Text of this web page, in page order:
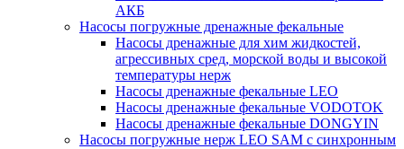
АКБ
Насосы погружные дренажные фекальные
Насосы дренажные для хим жидкостей,
агрессивных сред, морской воды и высокой
температуры нерж
Насосы дренажные фекальные LEO
Насосы дренажные фекальные VODOTOK
Насосы дренажные фекальные DONGYIN
Насосы погружные нерж LEO SAM с синхронным